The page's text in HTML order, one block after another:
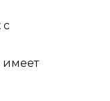
с
имеет